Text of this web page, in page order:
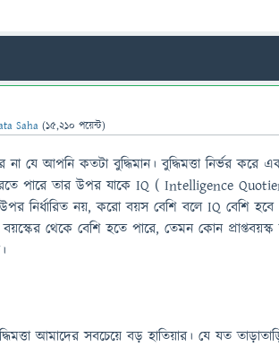
Saha (15,210 পয়েন্ট)
না যে আপনি কতটা বুদ্ধিমান। বুদ্ধিমত্তা নির্ভর করে
পারে তার উপর যাকে IQ ( Intelligence
নির্ধারিত নয়, করো বয়স বেশি বলে IQ বেশি
থেকে বেশি হতে পারে, তেমন কোন প্রাপ্তবয়স্ক
আমাদের সবচেয়ে বড় হাতিয়ার। যে যত